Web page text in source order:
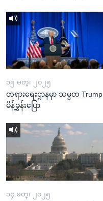
၁၅ မတ္၊ ၂၀၂၅
တရားရေးဌာနမှာ သမ္မတ Trump
မိန့်ခွန်းပြော
၁၄ မတ္၊ ၂၀၂၅